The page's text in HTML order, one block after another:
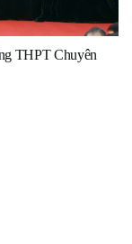
THPT Chuyên